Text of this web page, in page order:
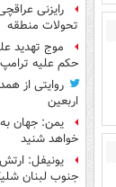
رایزنی
تحولات منطقه
موج تهدید
حکم علیه ترامپ
روایتی از
اربعین
یمن: جهان
خواهد شنید
جنوب لبنان